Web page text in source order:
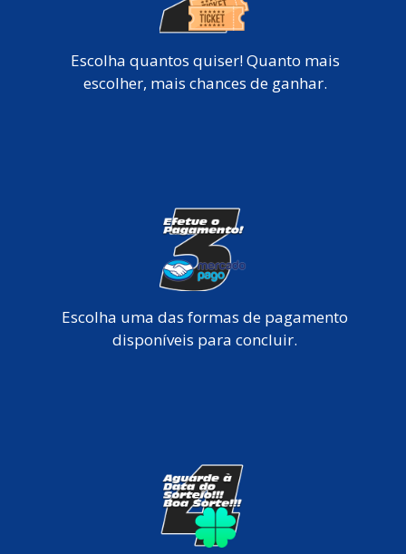
Escolha quantos quiser! Quanto mais
escolher, mais chances de ganhar.
Escolha uma das formas de pagamento
disponíveis para concluir.